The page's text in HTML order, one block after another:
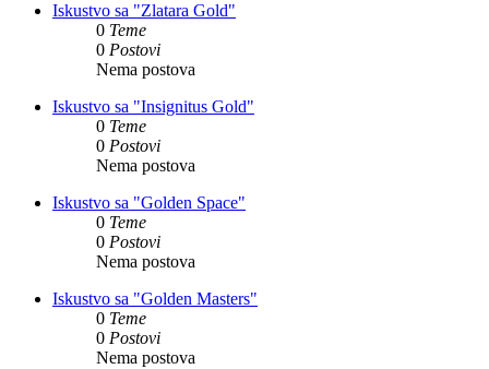
Iskustvo sa "Zlatara Gold"
0 Teme
0 Postovi
Nema postova
Iskustvo sa "Insignitus Gold"
0 Teme
0 Postovi
Nema postova
Iskustvo sa "Golden Space"
0 Teme
0 Postovi
Nema postova
Iskustvo sa "Golden Masters"
0 Teme
0 Postovi
Nema postova